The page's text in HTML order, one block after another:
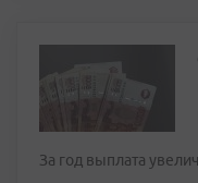
За год выплата